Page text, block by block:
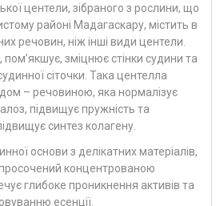
центели, зібраного з рослини, що
районі Мадагаскару, містить в
речовин, ніж інші види центели.
пом’якшує, зміцнює стінки судини та
сіточки. Така центелла
– речовиною, яка нормалізує
підвищує пружність та
синтез колагену.
основи з делікатних матеріалів,
концентрованою
глибоке проникнення активів та
есенції.